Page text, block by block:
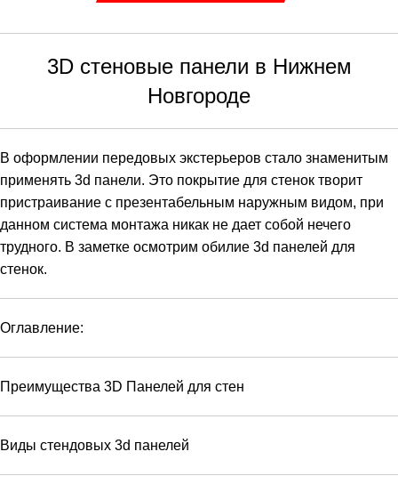
3D стеновые панели в Нижнем
Новгороде
В оформлении передовых экстерьеров стало знаменитым
применять 3d панели. Это покрытие для стенок творит
пристраивание с презентабельным наружным видом, при
данном система монтажа никак не дает собой нечего
трудного. В заметке осмотрим обилие 3d панелей для
стенок.
Оглавление:
Преимущества 3D Панелей для стен
Виды стендовых 3d панелей